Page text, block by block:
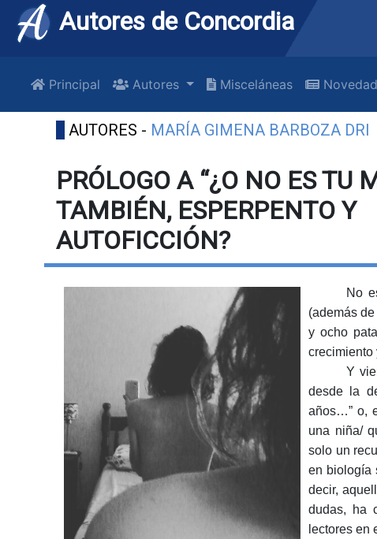
Autores de Concordia
Principal Autores Misceláneas
AUTORES - MARÍA GIMENA BARBOZA DRI
PRÓLOGO A “¿O NO ES TU
TAMBIÉN, ESPERPENTO Y
AUTOFICCIÓN?
No
(además
y ocho
crecimiento
Y
desde la
años…” o,
una niña/
solo un
en biología
decir,
dudas, ha
lectores en